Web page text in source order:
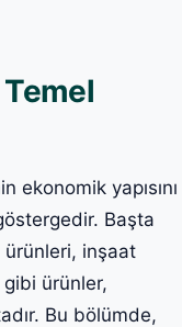
ekonomik yapısını
Başta
ürünleri, inşaat
ürünler,
Bu bölümde,